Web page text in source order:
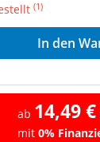
(1)
Gib den
In den
ab 14,49 €
mit 0%